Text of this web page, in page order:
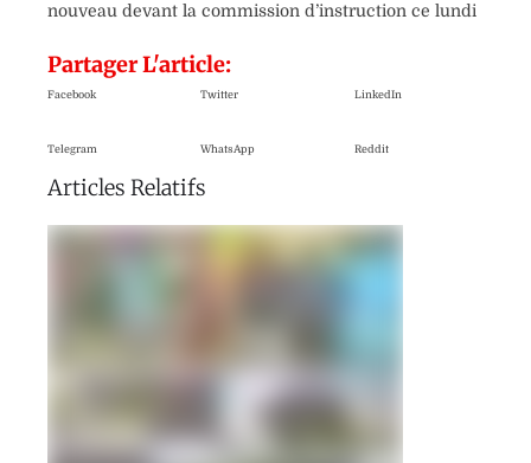
nouveau devant la commission d’instruction ce lundi
Partager L'article:
Facebook Twitter LinkedIn
Telegram WhatsApp Reddit
Articles Relatifs